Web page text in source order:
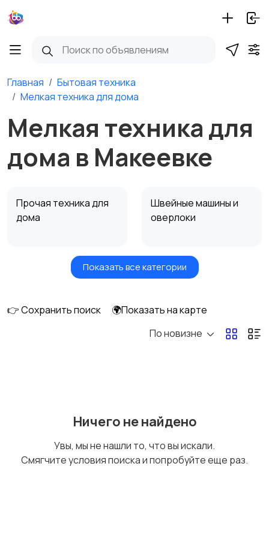
Главная
Бытовая техника
Мелкая техника для дома
Мелкая техника для
дома в Макеевке
Прочая техника для
дома
Швейные машины и
оверлоки
Пылесосы
Показать все категории
👉 Сохранить поиск
🌍Показать на карте
По новизне
Ничего не найдено
Увы, мы не нашли то, что вы искали.
Смягчите условия поиска и попробуйте еще раз.